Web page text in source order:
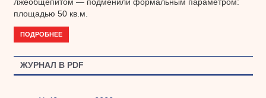
лжеобщепитом — подменили формальным параметром:
площадью 50 кв.м.
ПОДРОБНЕЕ
ЖУРНАЛ В PDF